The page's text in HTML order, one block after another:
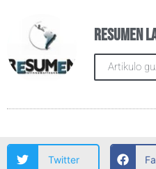
Resumen
Artikulo
Twitter